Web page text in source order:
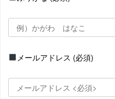
メールアドレス (必須)